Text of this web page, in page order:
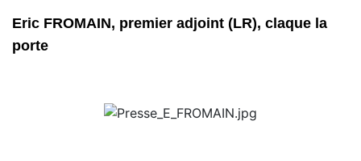
Eric FROMAIN, premier adjoint (LR), claque la
porte